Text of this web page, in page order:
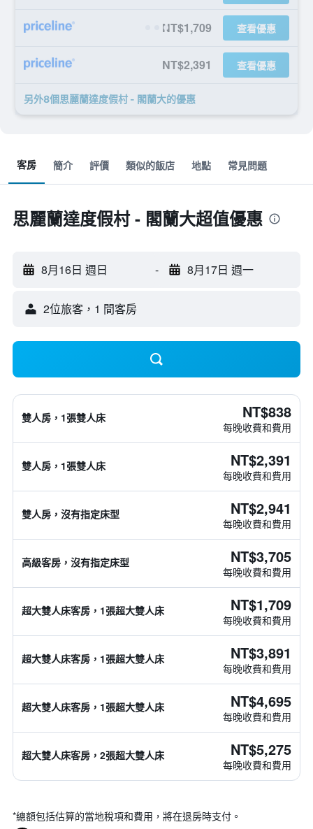
NT$1,709 查看優惠
NT$2,391 查看優惠
另外8個思麗蘭達度假村 - 閣蘭大​的優惠
客房 簡介 評價 類似的飯店 地點 常見問題
思麗蘭達度假村 - 閣蘭大超值優惠
8月16日 週日 - 8月17日 週一
2位旅客，1 間客房
雙人房，1張雙人床 NT$838
每晚收費和費用
雙人房，1張雙人床 NT$2,391
每晚收費和費用
雙人房，沒有指定床型 NT$2,941
每晚收費和費用
高級客房，沒有指定床型 NT$3,705
每晚收費和費用
超大雙人床客房，1張超大雙人床 NT$1,709
每晚收費和費用
超大雙人床客房，1張超大雙人床 NT$3,891
每晚收費和費用
超大雙人床客房，1張超大雙人床 NT$4,695
每晚收費和費用
超大雙人床客房，2張超大雙人床 NT$5,275
每晚收費和費用
*總額包括估算的當地稅項和費用，將在退房時支付。